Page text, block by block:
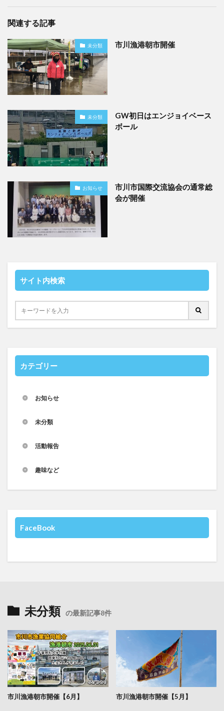
関連する記事
未分類 市川漁港朝市開催
未分類
GW初日はエンジョイベース
ボール
お知らせ
市川市国際交流協会の通常総
会が開催
サイト内検索
カテゴリー
お知らせ
未分類
活動報告
趣味など
FaceBook
未分類 の最新記事8件
市川漁港朝市開催【6月】 市川漁港朝市開催【5月】